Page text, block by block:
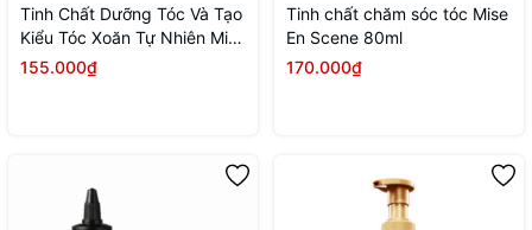
Tinh Chất Dưỡng Tóc Và Tạo
Kiểu Tóc Xoăn Tự Nhiên Mise
En Scene Curling Essence 2X
155.000₫
Tinh chất chăm sóc tóc Mise
En Scene 80ml
170.000₫